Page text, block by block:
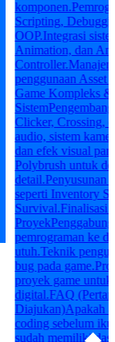
Scripting,
OOP.Integrasi
Animation, dan
penggunaan Asset
Game Kompleks &
Clicker, Crossing,
audio, sistem
dan efek visual
Polybrush untuk
detail.Penyusunan
seperti Inventory
Survival.Finalisasi
pemrograman ke
utuh.Teknik
bug pada
proyek game
digital.FAQ
Diajukan)Apakah
coding sebelum
sudah memiliki